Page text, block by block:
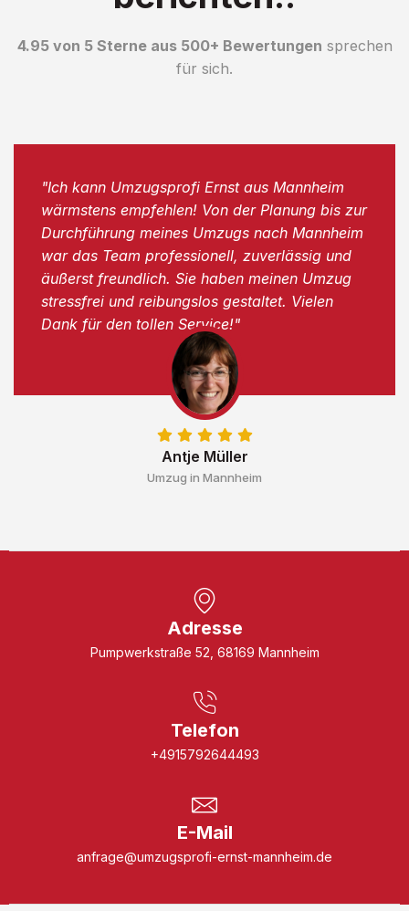
4.95 von 5 Sterne aus 500+ Bewertungen sprechen
für sich.
Antje Müller
Umzug in Mannheim
"Ich kann Umzugsprofi Ernst aus Mannheim
wärmstens empfehlen! Von der Planung bis zur
Durchführung meines Umzugs nach Mannheim
war das Team professionell, zuverlässig und
äußerst freundlich. Sie haben meinen Umzug
stressfrei und reibungslos gestaltet. Vielen
Dank für den tollen Service!"
Adresse
Pumpwerkstraße 52, 68169 Mannheim
Telefon
+4915792644493
E-Mail
anfrage@umzugsprofi-ernst-mannheim.de